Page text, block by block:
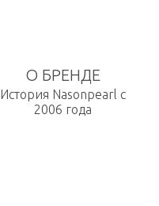
О БРЕНДЕ
История Nasonpearl с
2006 года